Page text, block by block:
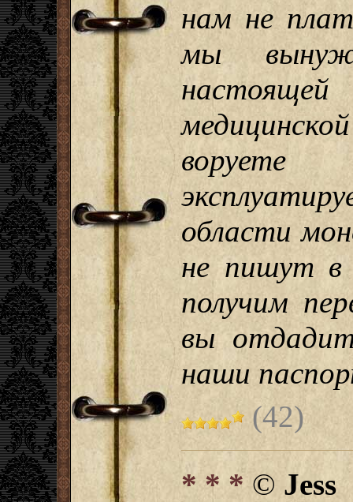
нам не
мы
области
не пишут
получим
вы
наши
(42)
* * *© Jess